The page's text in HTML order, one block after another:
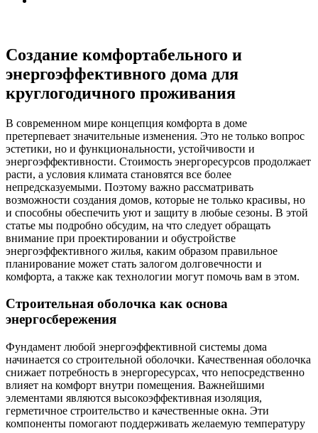
Создание комфортабельного и
энергоэффективного дома для
круглогодичного проживания
В современном мире концепция комфорта в доме
претерпевает значительные изменения. Это не только вопрос
эстетики, но и функциональности, устойчивости и
энергоэффективности. Стоимость энергоресурсов продолжает
расти, а условия климата становятся все более
непредсказуемыми. Поэтому важно рассматривать
возможности создания домов, которые не только красивы, но
и способны обеспечить уют и защиту в любые сезоны. В этой
статье мы подробно обсудим, на что следует обращать
внимание при проектировании и обустройстве
энергоэффективного жилья, каким образом правильное
планирование может стать залогом долговечности и
комфорта, а также как технологии могут помочь вам в этом.
Строительная оболочка как основа
энергосбережения
Фундамент любой энергоэффективной системы дома
начинается со строительной оболочки. Качественная оболочка
снижает потребность в энергоресурсах, что непосредственно
влияет на комфорт внутри помещения. Важнейшими
элементами являются высокоэффективная изоляция,
герметичное строительство и качественные окна. Эти
компоненты помогают поддерживать желаемую температуру